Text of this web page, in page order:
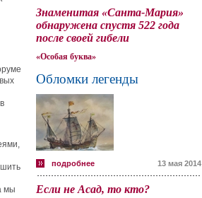
мы
Знаменитая «Санта-Мария»
обнаружена спустя 522 года
после своей гибели
«Особая буква»
Обломки легенды
подробнее 13 мая 2014
Если не Асад, то кто?